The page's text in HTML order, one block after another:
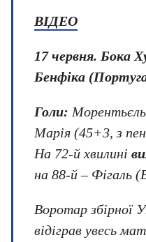
ВІДЕО
17 червня. Бока
Бенфіка
Голи:
Марія (45+3, з
На 72-й хвилині
на 88-й – Фігаль
Воротар збірної
відіграв увесь